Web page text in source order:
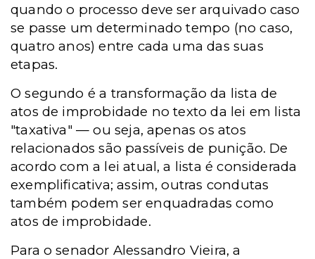
quando o processo deve ser arquivado caso
se passe um determinado tempo (no caso,
quatro anos) entre cada uma das suas
etapas.
O segundo é a transformação da lista de
atos de improbidade no texto da lei em lista
"taxativa" — ou seja, apenas os atos
relacionados são passíveis de punição. De
acordo com a lei atual, a lista é considerada
exemplificativa; assim, outras condutas
também podem ser enquadradas como
atos de improbidade.
Para o senador Alessandro Vieira, a